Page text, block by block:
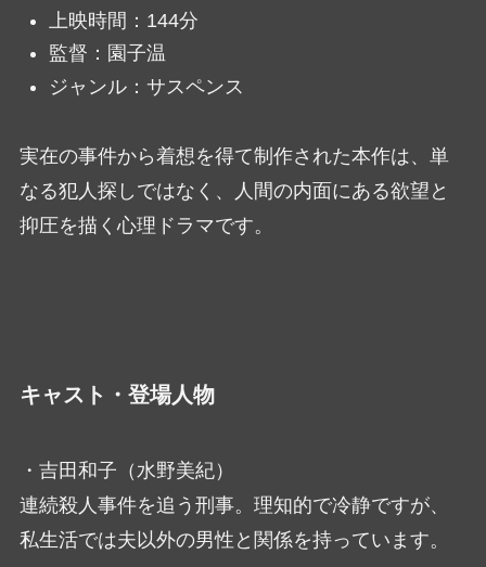
上映時間：144分
監督：園子温
ジャンル：サスペンス
実在の事件から着想を得て制作された本作は、単
なる犯人探しではなく、人間の内面にある欲望と
抑圧を描く心理ドラマです。
キャスト・登場人物
・吉田和子（水野美紀）
連続殺人事件を追う刑事。理知的で冷静ですが、
私生活では夫以外の男性と関係を持っています。